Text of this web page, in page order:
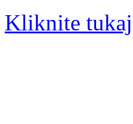
Kliknite tukaj